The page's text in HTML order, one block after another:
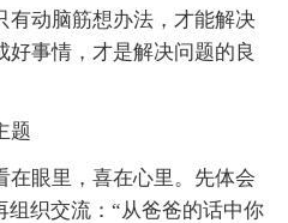
有动脑筋想办法，才能解决
好事情，才是解决问题的良
题
在眼里，喜在心里。先体会
组织交流：“从爸爸的话中你